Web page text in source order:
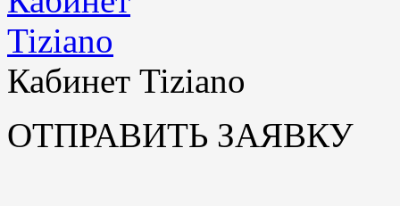
Кабинет Tiziano
ОТПРАВИТЬ ЗАЯВКУ